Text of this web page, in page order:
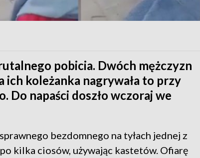
pobicia. Dwóch mężczyzn
ich koleżanka nagrywała to przy
napaści doszło wczoraj we
bezdomnego na tyłach jednej z
kilka ciosów, używając kastetów. Ofiarę